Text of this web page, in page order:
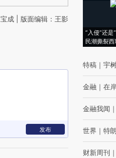
成 | 版面编辑：王影
发布
“入侵”还是
民潮撕裂
特稿 ｜ 宇
金融 ｜ 在
金融我闻 ｜
世界 ｜ 特
财新周刊 ｜